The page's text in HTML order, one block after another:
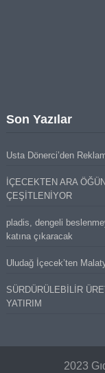
Son Yazılar
Usta Dönerci’den
İÇECEKTEN ARA
ÇEŞİTLENİYOR
pladis, dengeli
katına çıkaracak
Uludağ İçecek’ten
SÜRDÜRÜLEBİLİR
YATIRIM
2023